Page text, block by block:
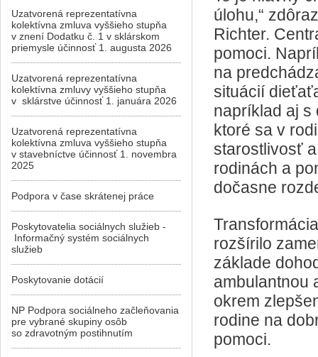
úlohu,“
Richter.
pomoci.
na
situácií
napríklad aj s
ktoré sa v
starostlivosť
rodinách a
dočasne
rozšírilo
základe
ambulantnou
okrem
rodine na
pomoci.
Uzatvorená reprezentatívna
kolektívna zmluva vyššieho stupňa
v znení Dodatku č. 1 v sklárskom
priemysle účinnosť 1. augusta 2026
Uzatvorená reprezentatívna
kolektívna zmluvy vyššieho stupňa
v sklárstve účinnosť 1. januára 2026
Uzatvorená reprezentatívna
kolektívna zmluva vyššieho stupňa
v stavebníctve účinnosť 1. novembra
2025
Podpora v čase skrátenej práce
Poskytovatelia sociálnych služieb -
Informačný systém sociálnych
služieb
Poskytovanie dotácií
NP Podpora sociálneho začleňovania
pre vybrané skupiny osôb
so zdravotným postihnutím